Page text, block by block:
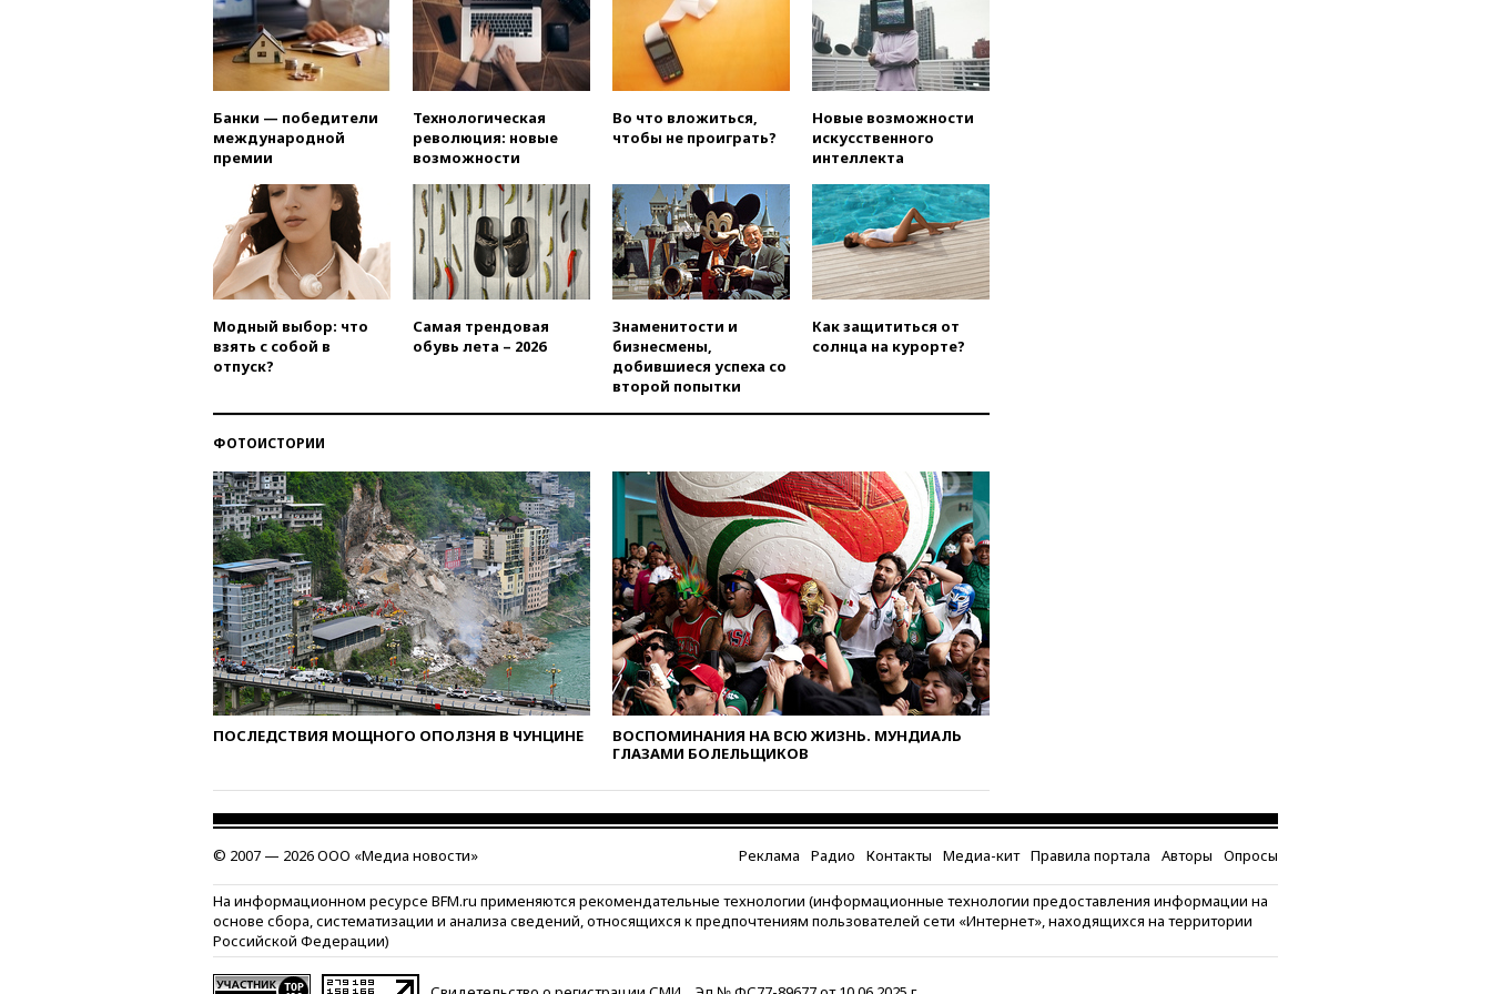
искусства до 2035 года
вчера, 21:21Правительство
РФ разрешило продажу
экологических классов
вчера, 21:15Путин обсудил с
театральных деятелей
вчера, 20:47Newsweek:
«взрывная» диарея охватила
47 из 50 штатов США
вчера, 20:35ПВО за 12 часов
сбила 200 украинских
беспилотников
вчера, 20:20
ЧЕ российские синхронистки
главы «Уралдронзавода»
после взрыва ничего не
угрожает
вчера, 20:08По всей Грузии
снова отключилось
электричество
вчера, 20:00Зеленский связал
дефицит ракет с попыткой
Запада принудить Киев к
уступкам
вчера, 19:45Памфилова: ЦИК
примет беспрецедентные
меры безопасности во время
сообщила об омоложении
партийных списков на выборах
в Госдуму
вчера, 19:25Путин
прокомментировал первый
бюллетене
Банки — победители
международной
премии
Технологическая
революция: новые
возможности
Во что вложиться,
чтобы не проиграть?
Новые возможности
искусственного
интеллекта
Модный выбор: что
взять с собой в
отпуск?
Самая трендовая
обувь лета – 2026
Знаменитости и
бизнесмены,
добившиеся успеха со
второй попытки
Как защититься от
солнца на курорте?
ФОТОИСТОРИИ
ПОСЛЕДСТВИЯ МОЩНОГО ОПОЛЗНЯ В ЧУНЦИНЕ
ВОСПОМИНАНИЯ НА ВСЮ ЖИЗНЬ. МУНДИАЛЬ
ГЛАЗАМИ БОЛЕЛЬЩИКОВ
© 2007 — 2026 ООО «Медиа новости» Реклама Радио Контакты Медиа-кит Правила портала Авторы Опросы
На информационном ресурсе BFM.ru применяются рекомендательные технологии (информационные технологии предоставления информации на
основе сбора, систематизации и анализа сведений, относящихся к предпочтениям пользователей сети «Интернет», находящихся на территории
Российской Федерации)